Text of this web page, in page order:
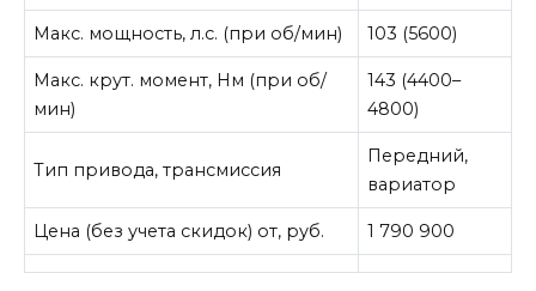
Макс. мощность, л.с. (при об/мин) 103 (5600)
Макс. крут. момент, Нм (при об/
мин)
143 (4400–
4800)
Тип привода, трансмиссия
Передний,
вариатор
Цена (без учета скидок) от, руб. 1 790 900